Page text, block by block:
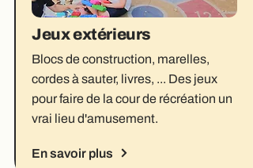
Jeux extérieurs
Blocs de construction, marelles,
cordes à sauter, livres, ... Des jeux
pour faire de la cour de récréation un
vrai lieu d'amusement.
En savoir plus